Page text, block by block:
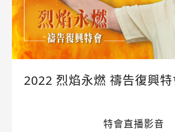
2022 烈焰永燃 禱告復興
特會直播影音